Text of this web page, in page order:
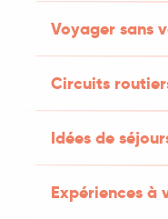
Voyager sans
Circuits
Idées de
Expériences à
DE